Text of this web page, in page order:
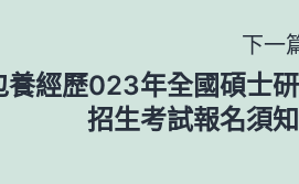
下一
養經歷023年全國碩士
招生考試報名須